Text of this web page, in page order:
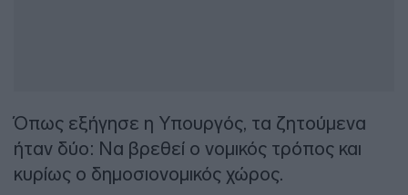
Όπως εξήγησε η Υπουργός, τα ζητούμενα
ήταν δύο: Να βρεθεί ο νομικός τρόπος και
κυρίως ο δημοσιονομικός χώρος.